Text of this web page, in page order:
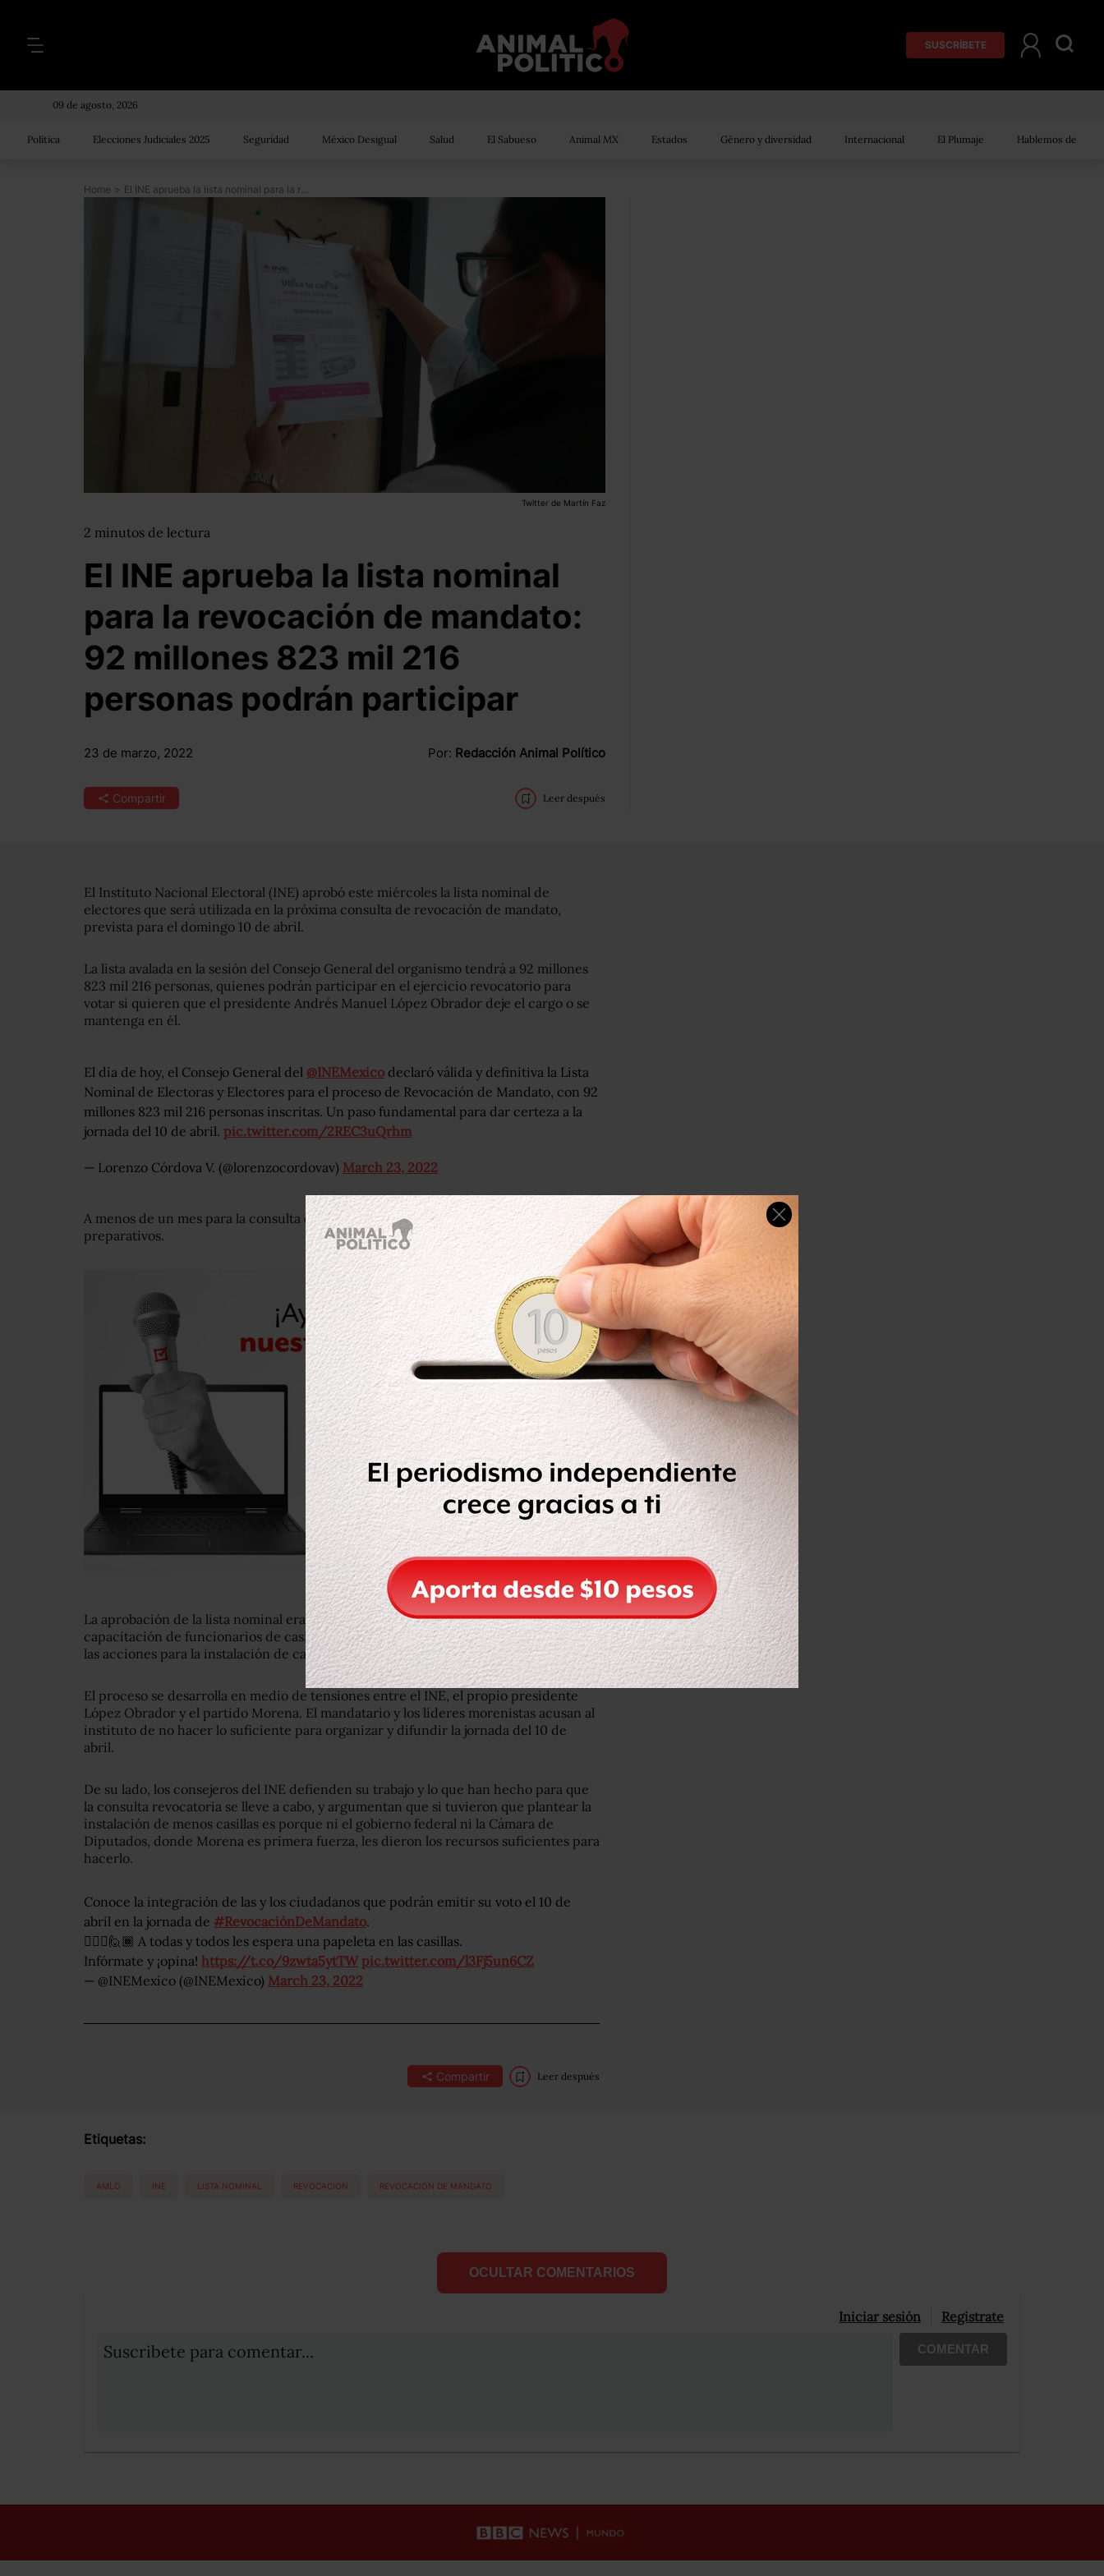
SUSCRÍBETE
09 de agosto, 2026
Política Elecciones Judiciales 2025 Seguridad México Desigual Salud El Sabueso Animal MX Estados Género y diversidad Internacional El Plumaje Hablemos de
Home > El INE aprueba la lista nominal para la revocación de mandato: 92 millones 823 mil 216 personas podrán participar
Twitter de Martín Faz
2 minutos de lectura
El INE aprueba la lista nominal
para la revocación de mandato:
92 millones 823 mil 216
personas podrán participar
23 de marzo, 2022 Por: Redacción Animal Político
Compartir Leer después
El Instituto Nacional Electoral (INE) aprobó este miércoles la lista nominal de
electores que será utilizada en la próxima consulta de revocación de mandato,
prevista para el domingo 10 de abril.
La lista avalada en la sesión del Consejo General del organismo tendrá a 92 millones
823 mil 216 personas, quienes podrán participar en el ejercicio revocatorio para
votar si quieren que el presidente Andrés Manuel López Obrador deje el cargo o se
mantenga en él.
El día de hoy, el Consejo General del @INEMexico declaró válida y definitiva la Lista
Nominal de Electoras y Electores para el proceso de Revocación de Mandato, con 92
millones 823 mil 216 personas inscritas. Un paso fundamental para dar certeza a la
jornada del 10 de abril. pic.twitter.com/2REC3uQrhm
— Lorenzo Córdova V. (@lorenzocordovav) March 23, 2022
A menos de un mes para la consulta de revocación, el INE continúa con los
preparativos.
La aprobación de la lista nominal era uno de ellos y a él se suman aspectos como la
capacitación de funcionarios de casilla, el reparto de la documentación electoral y
las acciones para la instalación de casillas y para la realización del conteo rápido.
El proceso se desarrolla en medio de tensiones entre el INE, el propio presidente
López Obrador y el partido Morena. El mandatario y los líderes morenistas acusan al
instituto de no hacer lo suficiente para organizar y difundir la jornada del 10 de
abril.
De su lado, los consejeros del INE defienden su trabajo y lo que han hecho para que
la consulta revocatoria se lleve a cabo, y argumentan que si tuvieron que plantear la
instalación de menos casillas es porque ni el gobierno federal ni la Cámara de
Diputados, donde Morena es primera fuerza, les dieron los recursos suficientes para
hacerlo.
Conoce la integración de las y los ciudadanos que podrán emitir su voto el 10 de
abril en la jornada de #RevocaciónDeMandato.
💁🏽‍♀️🙋🏾 A todas y todos les espera una papeleta en las casillas.
Infórmate y ¡opina! https://t.co/9zwta5ytTW pic.twitter.com/l3Fj5un6CZ
— @INEMexico (@INEMexico) March 23, 2022
Compartir Leer después
Etiquetas:
AMLO INE LISTA NOMINAL REVOCACIÓN REVOCACIÓN DE MANDATO
OCULTAR COMENTARIOS
Iniciar sesión Registrate
Suscribete para comentar... COMENTAR